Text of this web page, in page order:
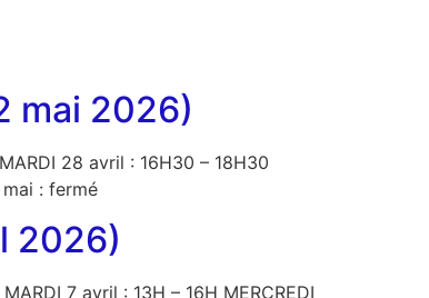
mai 2026)
28 avril : 16H30 – 18H30
mai : fermé
2026)
7 avril : 13H – 16H MERCREDI